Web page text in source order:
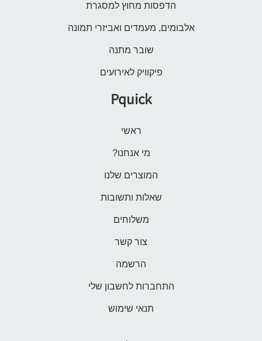
הדפסות מחוץ למסגרת
אלבומים, מעמדים ואביזרי תמונה
שובר מתנה
פיקוויק לאירועים
Pquick
ראשי
מי אנחנו?
המוצרים שלנו
שאלות ותשובות
משלוחים
צור קשר
הרשמה
התחברות לחשבון שלי
תנאי שימוש